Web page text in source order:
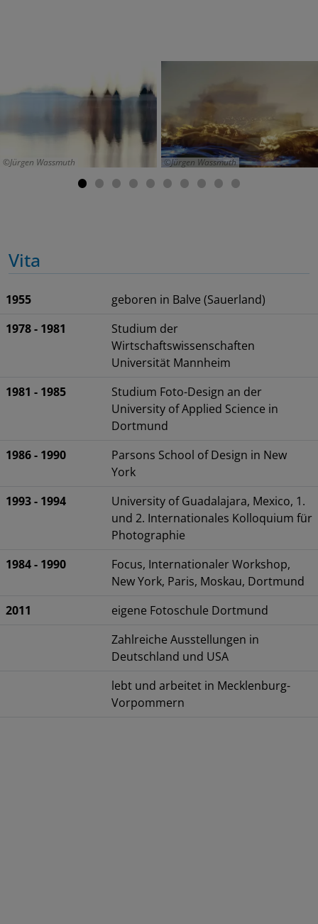
Jürgen Wassmuth Jürgen Wassmuth
Vita
1955
geboren in Balve (Sauerland)
1978 - 1981
Studium der
Wirtschaftswissenschaften
Universität Mannheim
1981 - 1985
Studium Foto-Design an der
University of Applied Science in
Dortmund
1986 - 1990
Parsons School of Design in New
York
1993 - 1994
University of Guadalajara, Mexico, 1.
und 2. Internationales Kolloquium für
Photographie
1984 - 1990
Focus, Internationaler Workshop,
New York, Paris, Moskau, Dortmund
2011
eigene Fotoschule Dortmund
Zahlreiche Ausstellungen in
Deutschland und USA
lebt und arbeitet in Mecklenburg-
Vorpommern